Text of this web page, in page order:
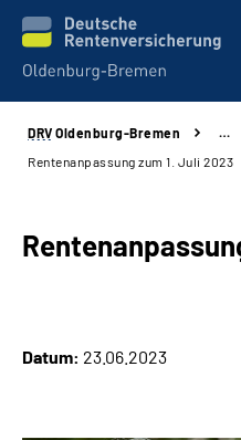
Services
DRV Oldenburg-Bremen
…
Rentenanpassung zum 1. Juli 2023
Datum: 23.06.2023